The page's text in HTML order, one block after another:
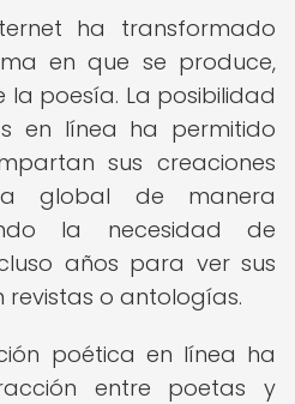
ha transformado
en que se produce,
la poesía. La posibilidad
en línea ha permitido
sus creaciones
global de manera
la necesidad de
años para ver sus
revistas o antologías.
poética en línea ha
entre poetas y